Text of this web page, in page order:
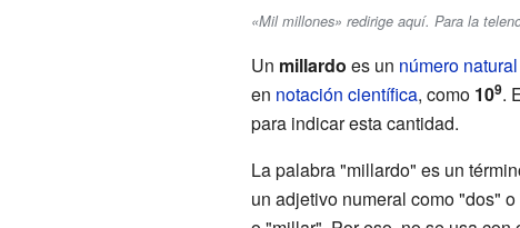
«Mil millones» redirige aquí. Para la
Un millardo es un número natural
en notación científica, como 109.
para indicar esta cantidad.
La palabra "millardo" es un
un adjetivo numeral como "dos"